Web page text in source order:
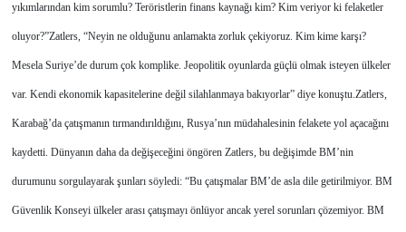
yıkımlarından kim sorumlu? Teröristlerin finans kaynağı kim? Kim veriyor ki felaketler
oluyor?”Zatlers, “Neyin ne olduğunu anlamakta zorluk çekiyoruz. Kim kime karşı?
Mesela Suriye’de durum çok komplike. Jeopolitik oyunlarda güçlü olmak isteyen ülkeler
var. Kendi ekonomik kapasitelerine değil silahlanmaya bakıyorlar” diye konuştu.Zatlers,
Karabağ’da çatışmanın tırmandırıldığını, Rusya’nın müdahalesinin felakete yol açacağını
kaydetti. Dünyanın daha da değişeceğini öngören Zatlers, bu değişimde BM’nin
durumunu sorgulayarak şunları söyledi: “Bu çatışmalar BM’de asla dile getirilmiyor. BM
Güvenlik Konseyi ülkeler arası çatışmayı önlüyor ancak yerel sorunları çözemiyor. BM